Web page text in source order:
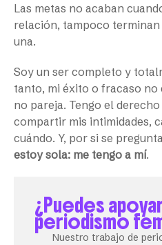
Las metas no acaban
relación, tampoco terminan
una.
Soy un ser completo y
tanto, mi éxito o fracaso no
no pareja. Tengo el
compartir mis intimidades,
cuándo. Y, por si se
estoy sola: me tengo a mí.
¿Puedes
periodismo
Nuestro trabajo de